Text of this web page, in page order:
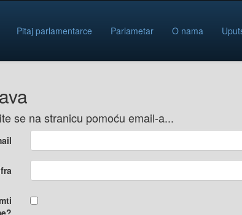
Pitaj parlamentarce Parlametar O nama
se na stranicu pomoću email-a...